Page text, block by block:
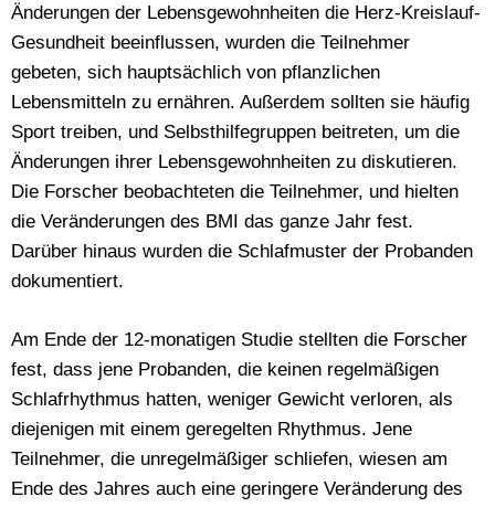
Änderungen der Lebensgewohnheiten die Herz-Kreislauf-
Gesundheit beeinflussen, wurden die Teilnehmer
gebeten, sich hauptsächlich von pflanzlichen
Lebensmitteln zu ernähren. Außerdem sollten sie häufig
Sport treiben, und Selbsthilfegruppen beitreten, um die
Änderungen ihrer Lebensgewohnheiten zu diskutieren.
Die Forscher beobachteten die Teilnehmer, und hielten
die Veränderungen des BMI das ganze Jahr fest.
Darüber hinaus wurden die Schlafmuster der Probanden
dokumentiert.
Am Ende der 12-monatigen Studie stellten die Forscher
fest, dass jene Probanden, die keinen regelmäßigen
Schlafrhythmus hatten, weniger Gewicht verloren, als
diejenigen mit einem geregelten Rhythmus. Jene
Teilnehmer, die unregelmäßiger schliefen, wiesen am
Ende des Jahres auch eine geringere Veränderung des